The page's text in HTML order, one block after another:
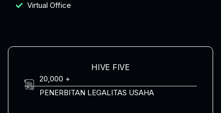
Virtual Office
HIVE FIVE
20,000 +
PENERBITAN LEGALITAS USAHA